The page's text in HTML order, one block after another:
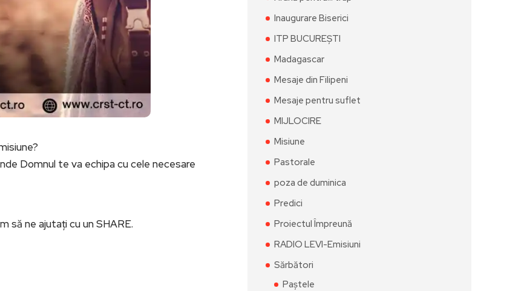
Domnul te va echipa cu cele necesare
să ne ajutați cu un SHARE.
Inaugurare Biserici
ITP BUCUREȘTI
Madagascar
Mesaje din Filipeni
Mesaje pentru suflet
MIJLOCIRE
Misiune
Pastorale
poza de duminica
Predici
Proiectul Împreună
RADIO LEVI-Emisiuni
Sărbători
Paștele